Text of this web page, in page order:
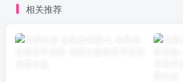
相关推荐